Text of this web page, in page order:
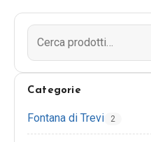
Categorie
Fontana di Trevi 2